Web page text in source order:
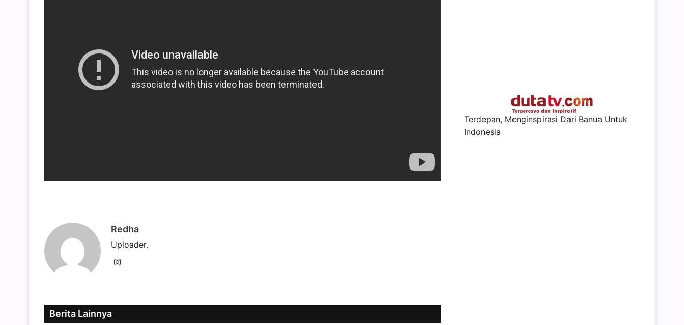
Redha
Uploader.
Instagram
Berita Lainnya
Terdepan, Menginspirasi Dari Banua Untuk
Indonesia